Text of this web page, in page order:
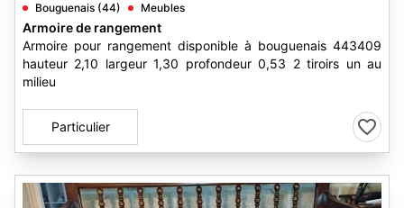
Bouguenais (44) Meubles
Armoire de rangement
Armoire pour rangement disponible à bouguenais 443409
hauteur 2,10 largeur 1,30 profondeur 0,53 2 tiroirs un au
milieu
Particulier